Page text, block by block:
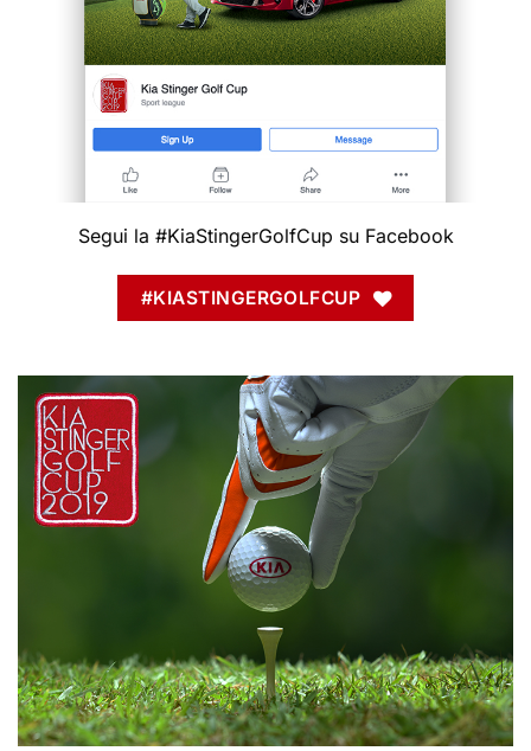
Segui la #KiaStingerGolfCup su Facebook
#KIASTINGERGOLFCUP